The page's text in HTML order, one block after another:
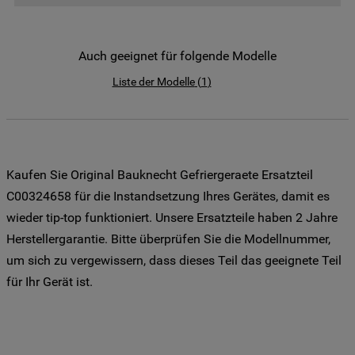
Auch geeignet für folgende Modelle
Liste der Modelle(1)
Kaufen Sie Original Bauknecht Gefriergeraete Ersatzteil
C00324658 für die Instandsetzung Ihres Gerätes, damit es
wieder tip-top funktioniert. Unsere Ersatzteile haben 2 Jahre
Herstellergarantie. Bitte überprüfen Sie die Modellnummer,
um sich zu vergewissern, dass dieses Teil das geeignete Teil
für Ihr Gerät ist.
Sie Ihre Präferenzen festlegen möchten,
Einstellungen". Um unsere Cookie-Richtlinie
lediglich unbedingt erforderliche Cookis
gesetzt. Mehr Informationen
https://www.bauknecht.de/seiten/nutzung-
von-cookies